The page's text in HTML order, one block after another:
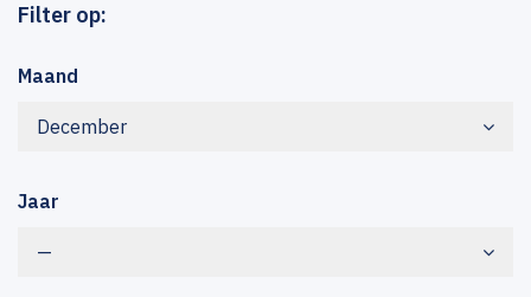
Filter op:
Maand
December
Jaar
—